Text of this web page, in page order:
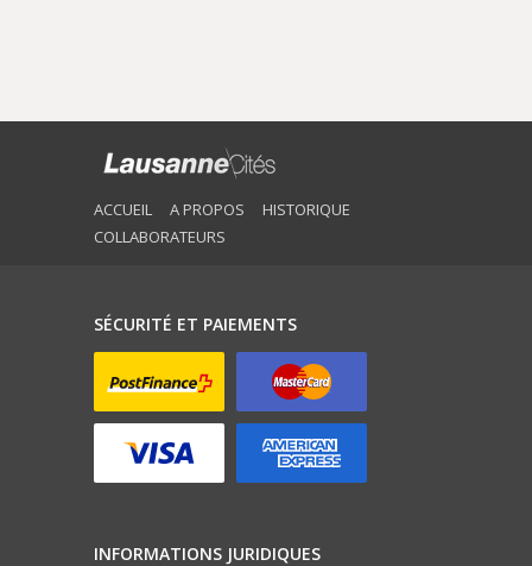
ACCUEIL A PROPOS
HISTORIQUE
COLLABORATEURS
SÉCURITÉ ET PAIEMENTS
INFORMATIONS JURIDIQUES